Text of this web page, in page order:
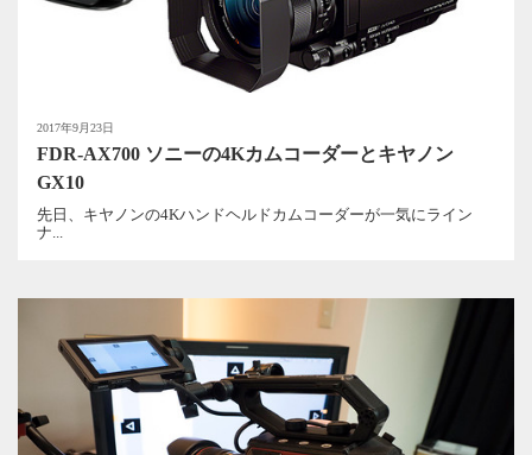
2017年9月23日
FDR-AX700 ソニーの4Kカムコーダーとキヤノン
GX10
先日、キヤノンの4Kハンドヘルドカムコーダーが一気にライン
ナ...